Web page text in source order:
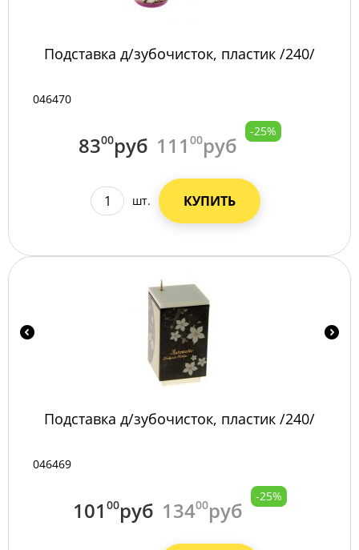
Подставка д/зубочисток, пластик /240/
046470
8300руб 111 00руб
-25%
шт. КУПИТЬ
Подставка д/зубочисток, пластик /240/
046469
101 00руб 13400руб
-25%